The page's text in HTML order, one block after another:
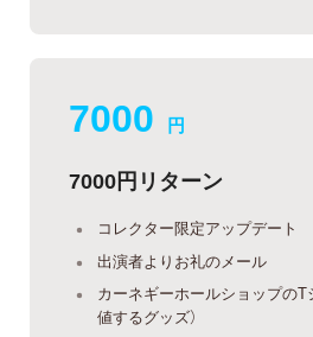
7000 円
7000円リターン
コレクター限定アップデート
出演者よりお礼のメール
カーネギーホールショップのT
値するグッズ）